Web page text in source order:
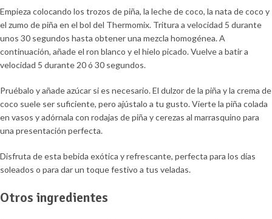
Empieza colocando los trozos de piña, la leche de coco, la nata de coco y
el zumo de piña en el bol del Thermomix. Tritura a velocidad 5 durante
unos 30 segundos hasta obtener una mezcla homogénea. A
continuación, añade el ron blanco y el hielo picado. Vuelve a batir a
velocidad 5 durante 20 ó 30 segundos.
Pruébalo y añade azúcar si es necesario. El dulzor de la piña y la crema de
coco suele ser suficiente, pero ajústalo a tu gusto. Vierte la piña colada
en vasos y adórnala con rodajas de piña y cerezas al marrasquino para
una presentación perfecta.
Disfruta de esta bebida exótica y refrescante, perfecta para los días
soleados o para dar un toque festivo a tus veladas.
Otros ingredientes